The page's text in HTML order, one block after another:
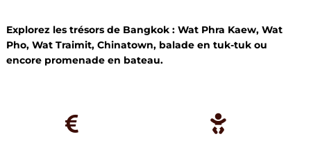
Explorez les trésors de Bangkok : Wat Phra Kaew, Wat
Pho, Wat Traimit, Chinatown, balade en tuk-tuk ou
encore promenade en bateau.
 